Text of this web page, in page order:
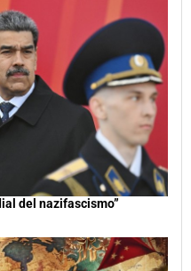
del nazifascismo”